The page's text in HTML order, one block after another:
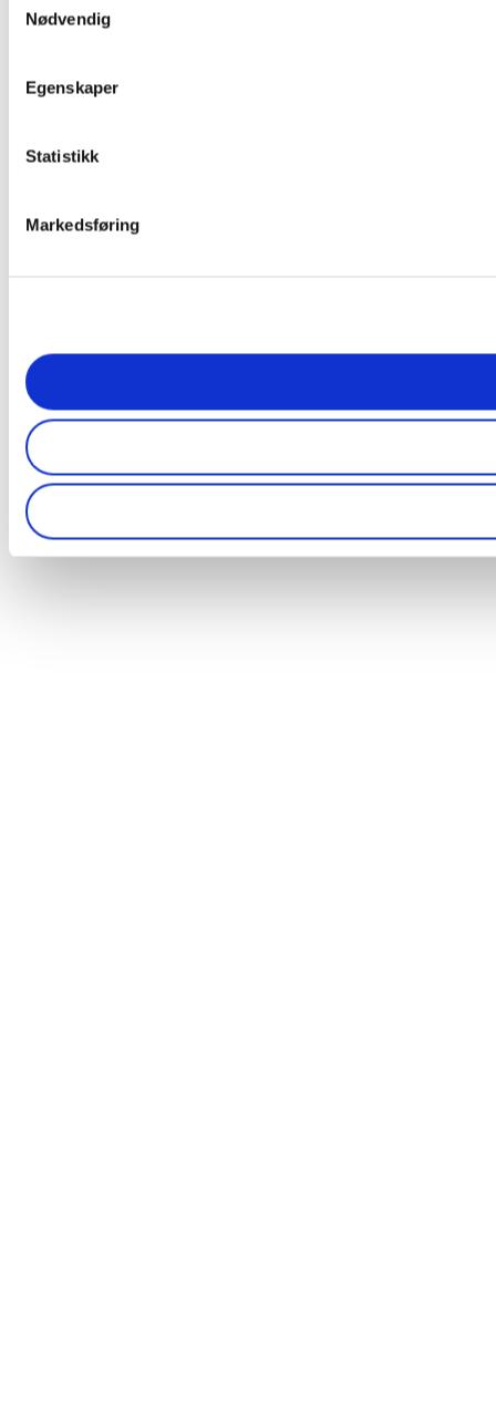
Nødvendig
Egenskaper
Statistikk
Markedsføring